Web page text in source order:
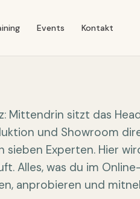
Events Kontakt
Mittendrin sitzt das
und Showroom
sieben Experten. Hier
Alles, was du im
anprobieren und